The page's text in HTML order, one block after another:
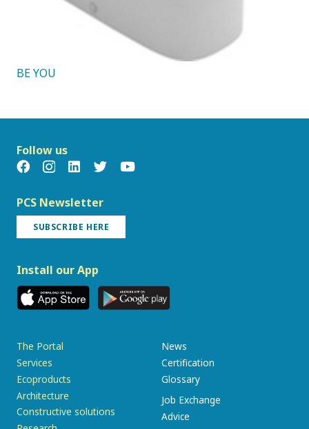
BE YOU
Follow us
PCS Newsletter
SUBSCRIBE HERE
Install our App
The Portal
Services
Ecoproducts
Architecture
Constructive solutions
News
Certification
Glossary
Job Exchange
Advice